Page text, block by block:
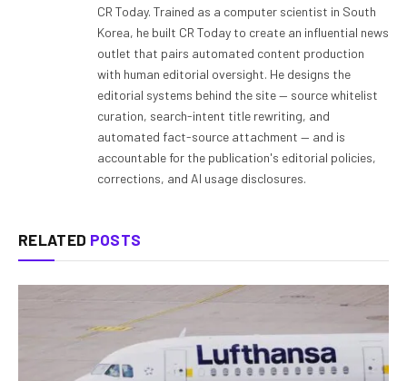
CR Today. Trained as a computer scientist in South
Korea, he built CR Today to create an influential news
outlet that pairs automated content production
with human editorial oversight. He designs the
editorial systems behind the site — source whitelist
curation, search-intent title rewriting, and
automated fact-source attachment — and is
accountable for the publication's editorial policies,
corrections, and AI usage disclosures.
RELATED POSTS